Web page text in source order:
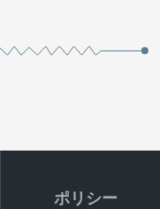
ポリシー